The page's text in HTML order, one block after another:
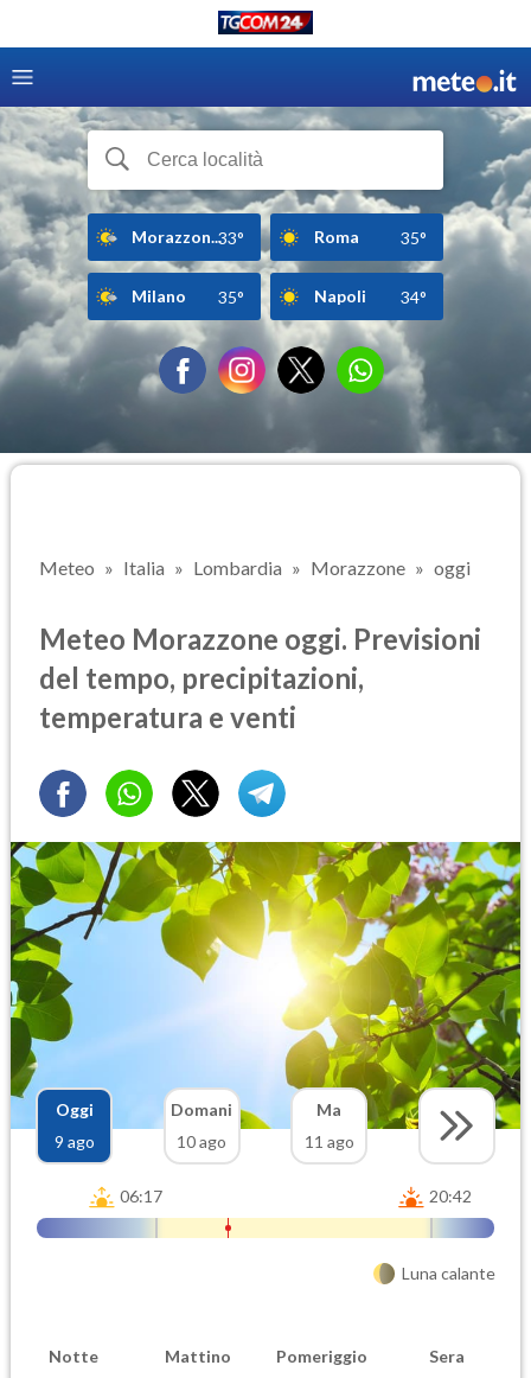
Morazzon...33° Roma 35°
Milano 35° Napoli 34°
Meteo Italia Lombardia Morazzone oggi
Meteo Morazzone oggi. Previsioni
del tempo, precipitazioni,
temperatura e venti
Oggi
9 ago
Domani
10 ago
Ma
11 ago
06:17 20:42
Luna calante
Notte Mattino Pomeriggio Sera